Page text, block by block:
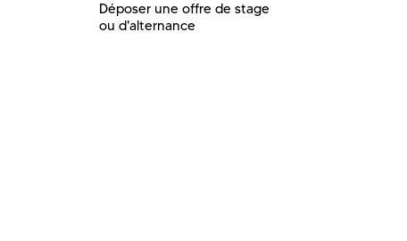
Déposer une offre de stage
ou d'alternance